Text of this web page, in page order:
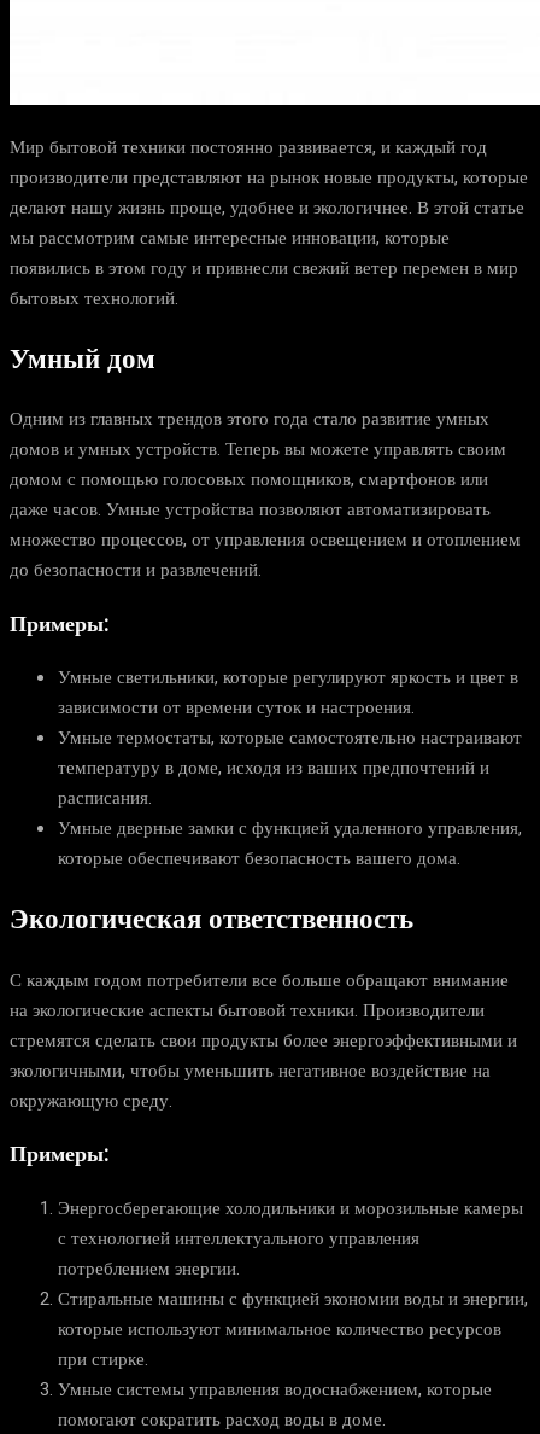
Мир бытовой техники постоянно развивается, и каждый год
производители представляют на рынок новые продукты, которые
делают нашу жизнь проще, удобнее и экологичнее. В этой статье
мы рассмотрим самые интересные инновации, которые
появились в этом году и привнесли свежий ветер перемен в мир
бытовых технологий.
Умный дом
Одним из главных трендов этого года стало развитие умных
домов и умных устройств. Теперь вы можете управлять своим
домом с помощью голосовых помощников, смартфонов или
даже часов. Умные устройства позволяют автоматизировать
множество процессов, от управления освещением и отоплением
до безопасности и развлечений.
Примеры:
Умные светильники, которые регулируют яркость и цвет в
зависимости от времени суток и настроения.
Умные термостаты, которые самостоятельно настраивают
температуру в доме, исходя из ваших предпочтений и
расписания.
Умные дверные замки с функцией удаленного управления,
которые обеспечивают безопасность вашего дома.
Экологическая ответственность
С каждым годом потребители все больше обращают внимание
на экологические аспекты бытовой техники. Производители
стремятся сделать свои продукты более энергоэффективными и
экологичными, чтобы уменьшить негативное воздействие на
окружающую среду.
Примеры:
Энергосберегающие холодильники и морозильные камеры
с технологией интеллектуального управления
потреблением энергии.
Стиральные машины с функцией экономии воды и энергии,
которые используют минимальное количество ресурсов
при стирке.
Умные системы управления водоснабжением, которые
помогают сократить расход воды в доме.